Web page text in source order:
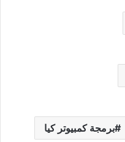
برمجة كمبيوتر كيا